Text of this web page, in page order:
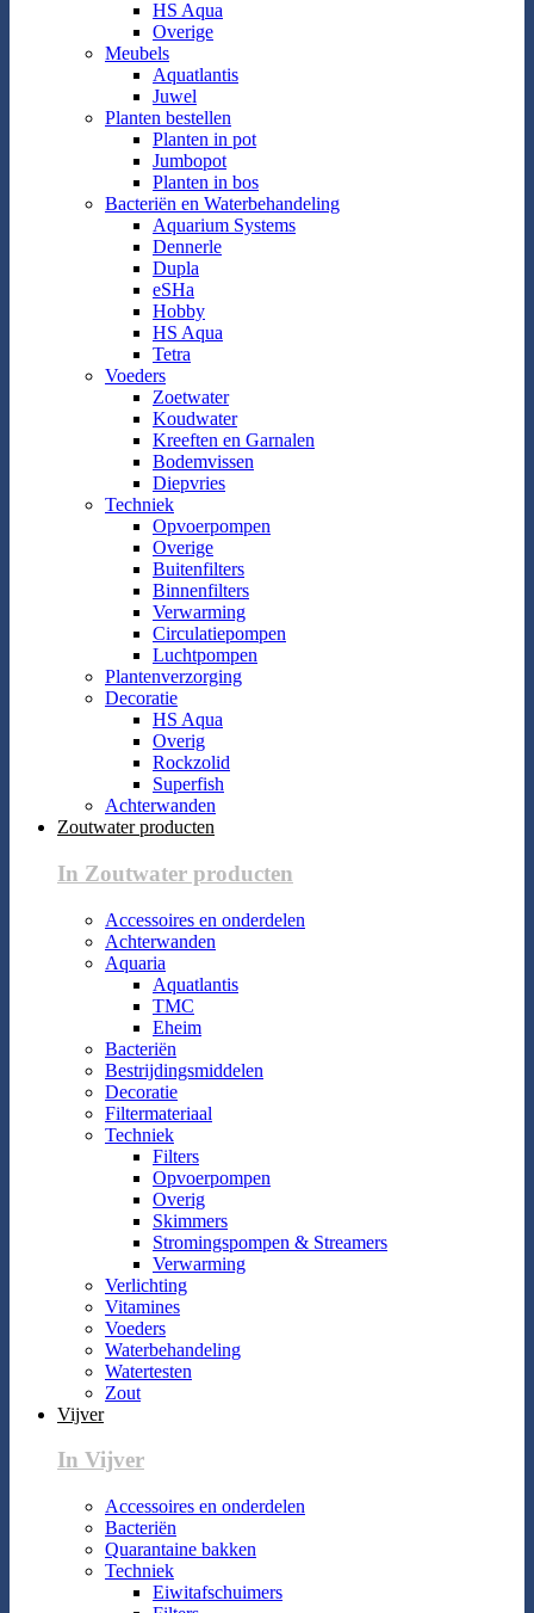
HS Aqua
Overige
Meubels
Aquatlantis
Juwel
Planten bestellen
Planten in pot
Jumbopot
Planten in bos
Bacteriën en Waterbehandeling
Aquarium Systems
Dennerle
Dupla
eSHa
Hobby
HS Aqua
Tetra
Voeders
Zoetwater
Koudwater
Kreeften en Garnalen
Bodemvissen
Diepvries
Techniek
Opvoerpompen
Overige
Buitenfilters
Binnenfilters
Verwarming
Circulatiepompen
Luchtpompen
Plantenverzorging
Decoratie
HS Aqua
Overig
Rockzolid
Superfish
Achterwanden
Zoutwater producten
In Zoutwater producten
Accessoires en onderdelen
Achterwanden
Aquaria
Aquatlantis
TMC
Eheim
Bacteriën
Bestrijdingsmiddelen
Decoratie
Filtermateriaal
Techniek
Filters
Opvoerpompen
Overig
Skimmers
Stromingspompen & Streamers
Verwarming
Verlichting
Vitamines
Voeders
Waterbehandeling
Watertesten
Zout
Vijver
In Vijver
Accessoires en onderdelen
Bacteriën
Quarantaine bakken
Techniek
Eiwitafschuimers